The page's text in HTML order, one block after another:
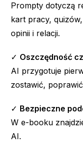
Prompty dotyczą
kart pracy,
opinii i relacji.
✓ Oszczędność
AI przygotuje
zostawić,
✓ Bezpieczne
W e-booku
AI.